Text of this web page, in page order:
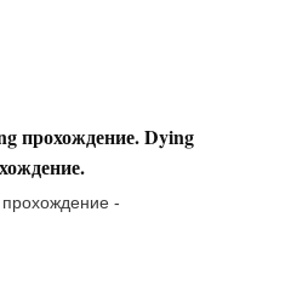
прохождение. Dying
-